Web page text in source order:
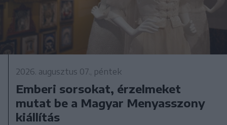
2026. augusztus 07., péntek
Emberi sorsokat, érzelmeket
mutat be a Magyar Menyasszony
kiállítás